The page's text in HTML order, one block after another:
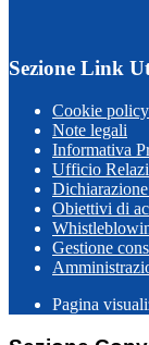
Sezione Link
Cookie policy
Note legali
Informativa
Ufficio
Obiettivi di
Gestione
Pagina